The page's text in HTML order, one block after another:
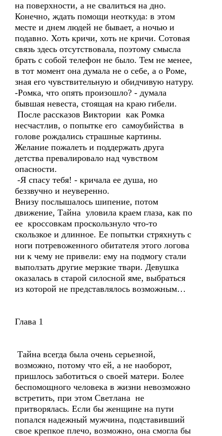
на поверхности, а не свалиться на дно.
Конечно, ждать помощи неоткуда: в этом
месте и днем людей не бывает, а ночью и
подавно. Хоть кричи, хоть не кричи. Сотовая
связь здесь отсутствовала, поэтому смысла
брать с собой телефон не было. Тем не менее,
в тот момент она думала не о себе, а о Роме,
зная его чувствительную и обидчивую натуру.
-Ромка, что опять произошло? - думала
бывшая невеста, стоящая на краю гибели.
После рассказов Виктории как Ромка
несчастлив, о попытке его самоубийства в
голове рождались страшные картины.
Желание пожалеть и поддержать друга
детства превалировало над чувством
опасности.
-Я спасу тебя! - кричала ее душа, но
беззвучно и неуверенно.
Внизу послышалось шипение, потом
движение, Тайна уловила краем глаза, как по
ее кроссовкам проскользнуло что-то
скользкое и длинное. Ее попытки стряхнуть с
ноги потревоженного обитателя этого логова
ни к чему не привели: ему на подмогу стали
выползать другие мерзкие твари. Девушка
оказалась в старой силосной яме, выбраться
из которой не представлялось возможным…
Глава 1
Тайна всегда была очень серьезной,
возможно, потому что ей, а не наоборот,
пришлось заботиться о своей матери. Более
беспомощного человека в жизни невозможно
встретить, при этом Светлана не
притворялась. Если бы женщине на пути
попался надежный мужчина, подставивший
свое крепкое плечо, возможно, она смогла бы